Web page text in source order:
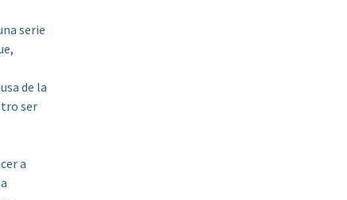
serie
de la
ser
a